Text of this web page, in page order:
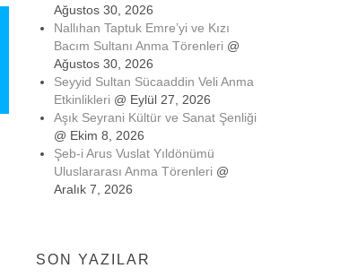
Ağustos 30, 2026
Nallıhan Taptuk Emre’yi ve Kızı
Bacım Sultanı Anma Törenleri @
Ağustos 30, 2026
Seyyid Sultan Sücaaddin Veli Anma
Etkinlikleri @ Eylül 27, 2026
Aşık Seyrani Kültür ve Sanat Şenliği
@ Ekim 8, 2026
Şeb-i Arus Vuslat Yıldönümü
Uluslararası Anma Törenleri @
Aralık 7, 2026
SON YAZILAR